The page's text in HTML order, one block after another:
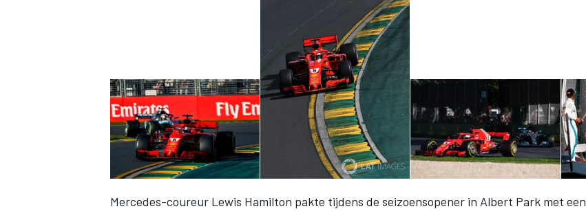
Mercedes-coureur Lewis Hamilton pakte tijdens de seizoensopener in Albert Park met een